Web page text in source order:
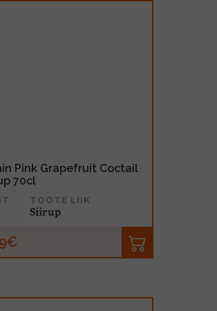
Pink Grapefruit Coctail
70cl
TOOTE LIIK
Siirup